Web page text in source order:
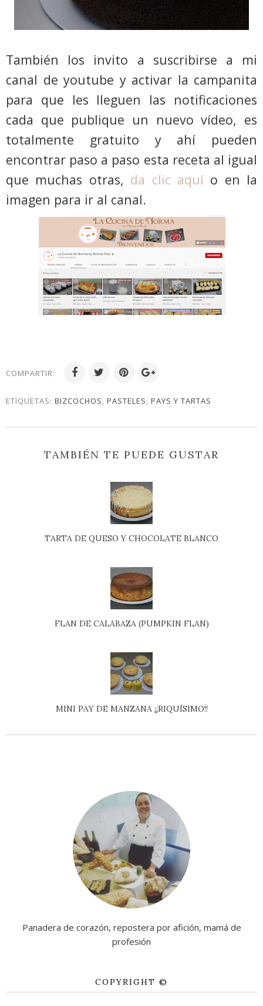
También los invito a suscribirse a mi
canal de youtube y activar la campanita
para que les lleguen las notificaciones
cada que publique un nuevo vídeo, es
totalmente gratuito y ahí pueden
encontrar paso a paso esta receta al igual
que muchas otras, da clic aquío en la
imagen para ir al canal.
COMPARTIR:
ETIQUETAS: BIZCOCHOS, PASTELES, PAYS Y TARTAS
TAMBIÉN TE PUEDE GUSTAR
TARTA DE QUESO Y CHOCOLATE BLANCO
FLAN DE CALABAZA (PUMPKIN FLAN)
MINI PAY DE MANZANA ¡¡RIQUÍSIMO!!
Panadera de corazón, repostera por afición, mamá de
profesión
COPYRIGHT ©